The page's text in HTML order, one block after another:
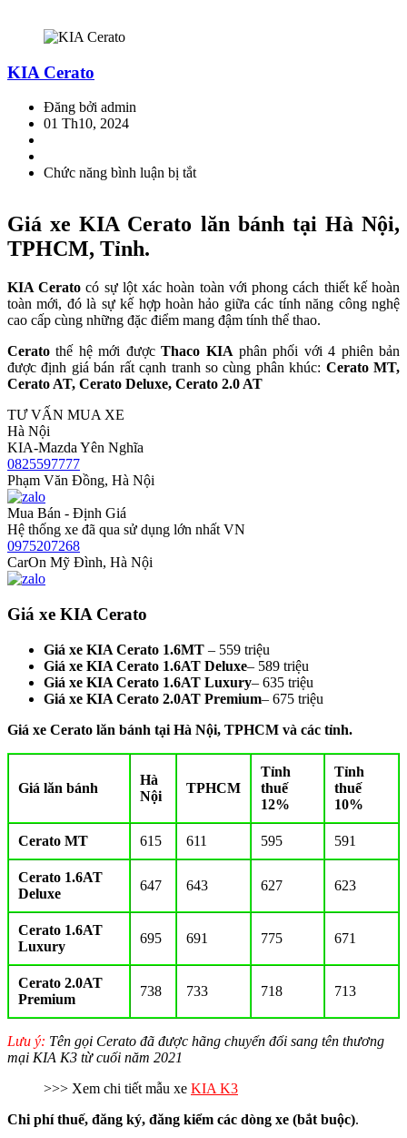
KIA Cerato
Đăng bởi admin
01 Th10, 2024
Chức năng bình luận bị tắtở
Giá xe KIA Cerato lăn bánh tại Hà Nội,
TPHCM, Tỉnh.
KIA Ceratocó sự lột xác hoàn toàn với phong cách thiết kế hoàn
toàn mới, đó là sự kế hợp hoàn hảo giữa các tính năng công nghệ
cao cấp cùng những đặc điểm mang đậm tính thể thao.
Cerato thế hệ mới đượcThaco KIA phân phối với 4 phiên bản
được định giá bán rất cạnh tranh so cùng phân khúc: Cerato MT,
Cerato AT, Cerato Deluxe, Cerato 2.0 AT
TƯ VẤN MUA XE
Hà Nội
KIA-Mazda Yên Nghĩa
0825597777
Phạm Văn Đồng, Hà Nội
Mua Bán - Định Giá
Hệ thống xe đã qua sử dụng lớn nhất VN
0975207268
CarOn Mỹ Đình, Hà Nội
Giá xe KIA Cerato
Giá xe KIA Cerato 1.6MT – 559 triệu
Giá xe KIA Cerato 1.6AT Deluxe– 589 triệu
Giá xe KIA Cerato 1.6AT Luxury– 635 triệu
Giá xe KIA Cerato 2.0AT Premium– 675 triệu
Giá xe Cerato lăn bánh tại Hà Nội, TPHCM và các tỉnh.
Giá lăn bánh
Hà
Nội
TPHCM
Tỉnh
thuế
12%
Tỉnh
thuế
10%
Cerato MT 615 611 595 591
Cerato 1.6AT
Deluxe
647 643 627 623
Cerato 1.6AT
Luxury
695 691 775 671
Cerato 2.0AT
Premium
738 733 718 713
Lưu ý: Tên gọi Cerato đã được hãng chuyển đổi sang tên thương
mại KIA K3 từ cuối năm 2021
>>> Xem chi tiết mẫu xe KIA K3
Chi phí thuế, đăng ký, đăng kiểm các dòng xe (bắt buộc).